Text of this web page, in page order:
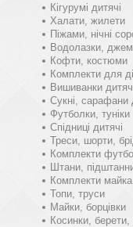
Кігурумі дитячі
Халати, жилети
Піжами, нічні
Водолазки,
Кофти, костюми
Комплекти для
Вишиванки
Сукні, сарафани
Футболки, туніки
Спідниці дитячі
Треси, шорти,
Комплекти
Штани,
Комплекти
Топи, труси
Майки, борцівки
Косинки,